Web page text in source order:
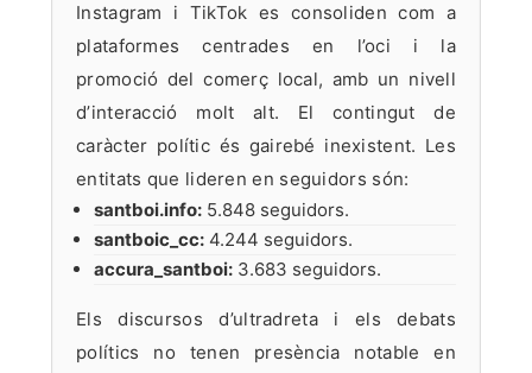
Instagram i TikTok es consoliden com a
plataformes centrades en l’oci i la
promoció del comerç local, amb un nivell
d’interacció molt alt. El contingut de
caràcter polític és gairebé inexistent. Les
entitats que lideren en seguidors són:
santboi.info: 5.848 seguidors.
santboic_cc: 4.244 seguidors.
accura_santboi: 3.683 seguidors.
Els discursos d’ultradreta i els debats
polítics no tenen presència notable en